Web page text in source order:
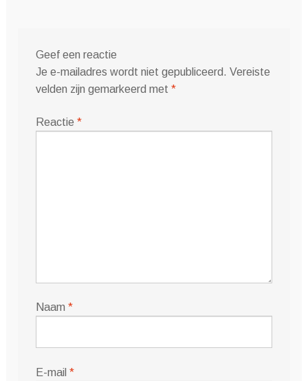
Geef een reactie
Je e-mailadres wordt niet gepubliceerd. Vereiste
velden zijn gemarkeerd met *
Reactie *
Naam *
E-mail *